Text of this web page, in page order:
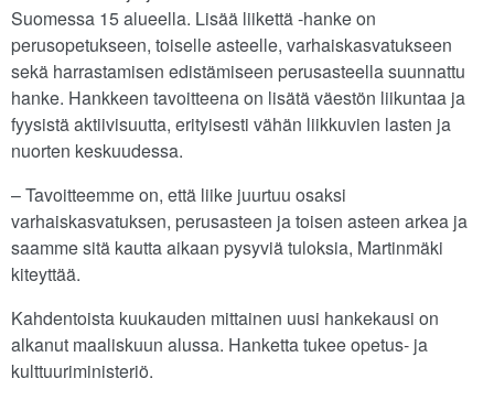
Suomessa 15 alueella. Lisää liikettä -hanke on
perusopetukseen, toiselle asteelle, varhaiskasvatukseen
sekä harrastamisen edistämiseen perusasteella suunnattu
hanke. Hankkeen tavoitteena on lisätä väestön liikuntaa ja
fyysistä aktiivisuutta, erityisesti vähän liikkuvien lasten ja
nuorten keskuudessa.
– Tavoitteemme on, että liike juurtuu osaksi
varhaiskasvatuksen, perusasteen ja toisen asteen arkea ja
saamme sitä kautta aikaan pysyviä tuloksia, Martinmäki
kiteyttää.
Kahdentoista kuukauden mittainen uusi hankekausi on
alkanut maaliskuun alussa. Hanketta tukee opetus- ja
kulttuuriministeriö.